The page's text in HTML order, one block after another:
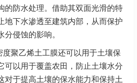
的防水处理。借助其双面光滑的特
地下水渗透至建筑内部，从而保护
侵蚀的影响。
度聚乙烯土工膜还可以用于土壤保
可以用于覆盖农田，防止土壤水分
对于提高土壤的保水能力和保持土